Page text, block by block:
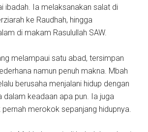
ibadah. Ia melaksanakan salat di
ke Raudhah, hingga
di makam Rasulullah SAW.
melampaui satu abad, tersimpan
namun penuh makna. Mbah
berusaha menjalani hidup dengan
dalam keadaan apa pun. Ia juga
merokok sepanjang hidupnya.